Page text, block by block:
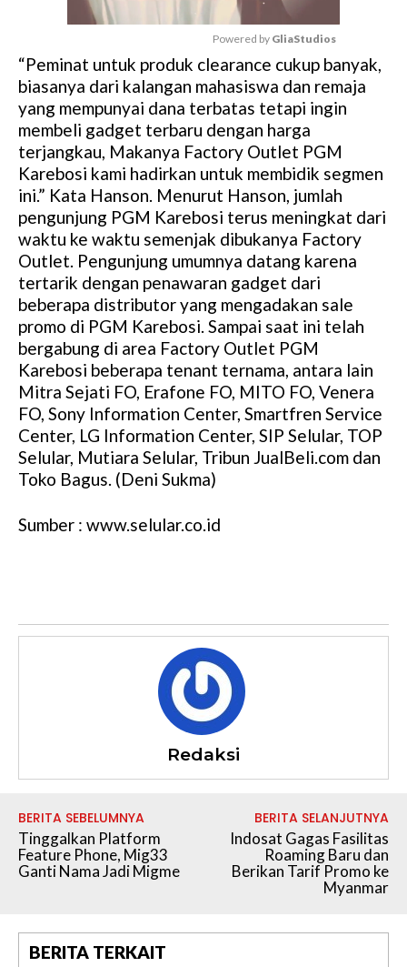
M
u
t
e
Powered by GliaStudios
“Peminat untuk produk clearance cukup banyak,
biasanya dari kalangan mahasiswa dan remaja
yang mempunyai dana terbatas tetapi ingin
membeli gadget terbaru dengan harga
terjangkau, Makanya Factory Outlet PGM
Karebosi kami hadirkan untuk membidik segmen
ini.” Kata Hanson. Menurut Hanson, jumlah
pengunjung PGM Karebosi terus meningkat dari
waktu ke waktu semenjak dibukanya Factory
Outlet. Pengunjung umumnya datang karena
tertarik dengan penawaran gadget dari
beberapa distributor yang mengadakan sale
promo di PGM Karebosi. Sampai saat ini telah
bergabung di area Factory Outlet PGM
Karebosi beberapa tenant ternama, antara lain
Mitra Sejati FO, Erafone FO, MITO FO, Venera
FO, Sony Information Center, Smartfren Service
Center, LG Information Center, SIP Selular, TOP
Selular, Mutiara Selular, Tribun JualBeli.com dan
Toko Bagus. (Deni Sukma)
Sumber : www.selular.co.id
Redaksi
BERITA SEBELUMNYA
Tinggalkan Platform
Feature Phone, Mig33
Ganti Nama Jadi Migme
BERITA SELANJUTNYA
Indosat Gagas Fasilitas
Roaming Baru dan
Berikan Tarif Promo ke
Myanmar
BERITA TERKAIT